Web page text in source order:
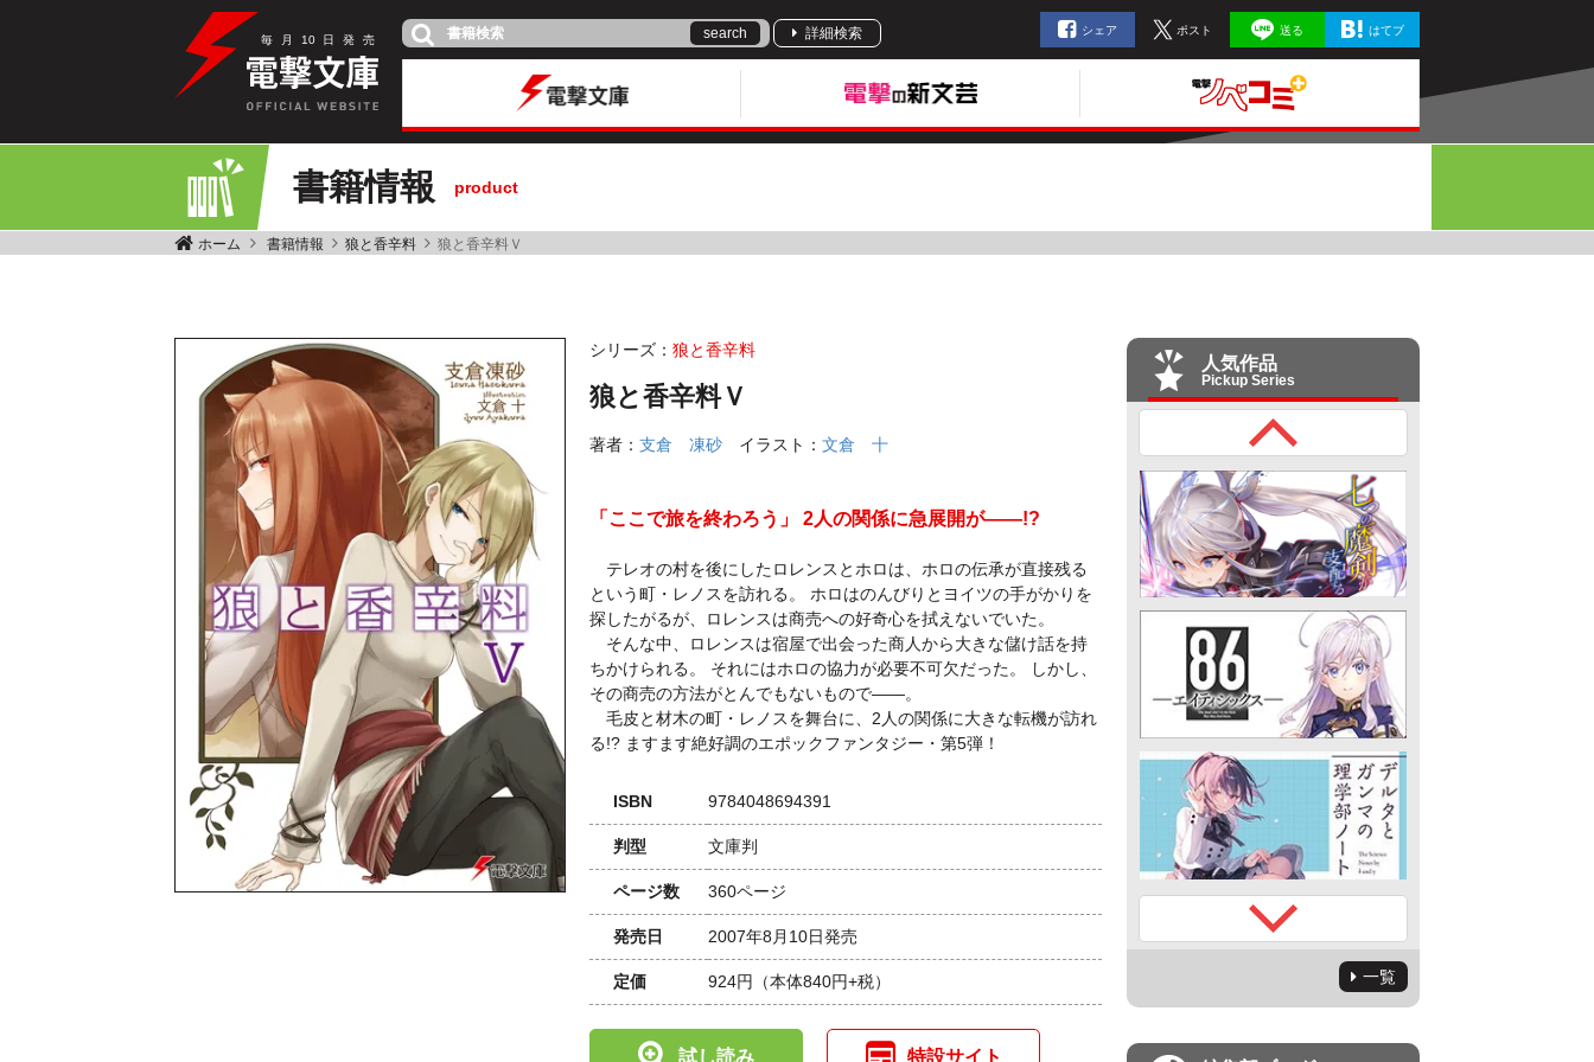
毎 月 10 日 発 売 search 詳細検索 シェア ポスト 送る はてブ
書籍情報 product
ホーム 書籍情報 狼と香辛料 狼と香辛料Ｖ
シリーズ： 狼と香辛料
狼と香辛料Ｖ
著者： 支倉 凍砂 イラスト： 文倉 十
「ここで旅を終わろう」 2人の関係に急展開が――!?
テレオの村を後にしたロレンスとホロは、ホロの伝承が直接残る
という町・レノスを訪れる。 ホロはのんびりとヨイツの手がかりを
探したがるが、ロレンスは商売への好奇心を拭えないでいた。
そんな中、ロレンスは宿屋で出会った商人から大きな儲け話を持
ちかけられる。 それにはホロの協力が必要不可欠だった。 しかし、
その商売の方法がとんでもないもので――。
毛皮と材木の町・レノスを舞台に、2人の関係に大きな転機が訪れ
る!? ますます絶好調のエポックファンタジー・第5弾！
ISBN 9784048694391
判型 文庫判
ページ数 360ページ
発売日 2007年8月10日発売
定価 924円 （本体840円+税）
試し読み 特設サイト
人気作品
Pickup Series
一覧